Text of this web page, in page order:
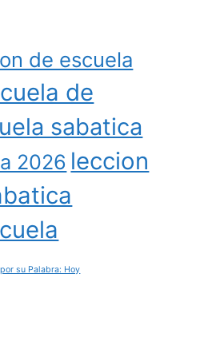
de escuela
de
sabatica
2026 leccion
su Palabra: Hoy